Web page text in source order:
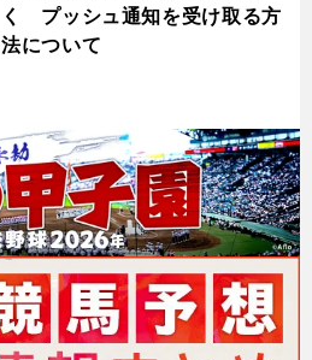
く プッシュ通知を受け取る方
法について